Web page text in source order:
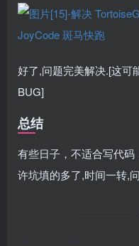
好了,问题完美解决.[这可
BUG]
总结
有些日子，不适合写代
许坑填的多了,时间一转,